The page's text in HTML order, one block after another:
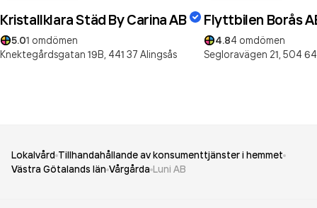
Kristallklara Städ By Carina AB
5.01 omdömen
Knektegårdsgatan 19B, 441 37 Alingsås
Flyttbilen Borås
4.84 omdömen
Segloravägen 21, 504 64
Lokalvård Tillhandahållande av konsumenttjänster i hemmet
Västra Götalands län Vårgårda Luni AB